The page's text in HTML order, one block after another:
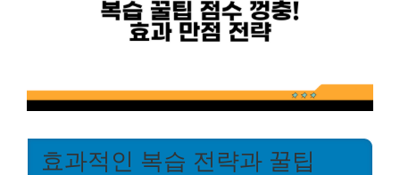
효과적인 복습 전략과 꿀팁